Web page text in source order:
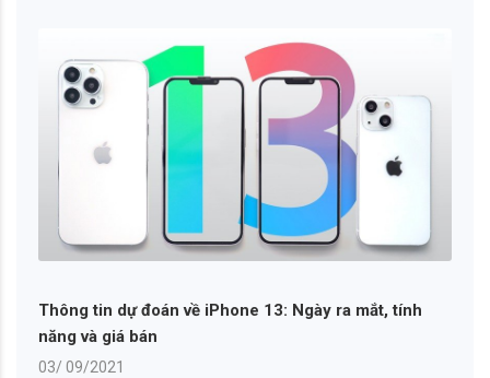
Thông tin dự đoán về iPhone 13: Ngày ra mắt, tính
năng và giá bán
03/ 09/2021